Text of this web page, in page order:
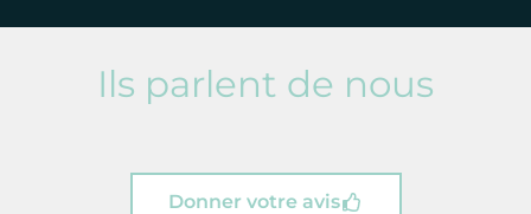
Ils parlent de nous
Donner votre avis